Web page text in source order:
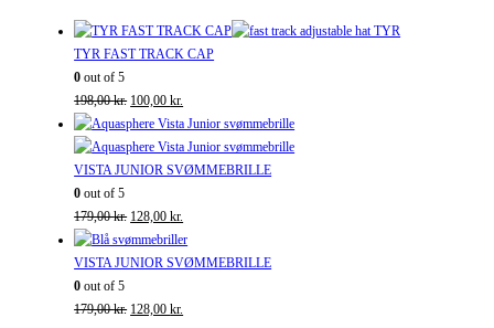
TYR FAST TRACK CAP
0 out of 5
198,00kr. Den
oprindelige
pris
var:
100,00kr.
aktuelle
pris
er:
VISTA JUNIOR SVØMMEBRILLE
0 out of 5
179,00kr. Den
oprindelige
pris
179,00 kr..
128,00kr.
aktuelle
pris
VISTA JUNIOR SVØMMEBRILLE
0 out of 5
179,00kr. Den
128,00kr.